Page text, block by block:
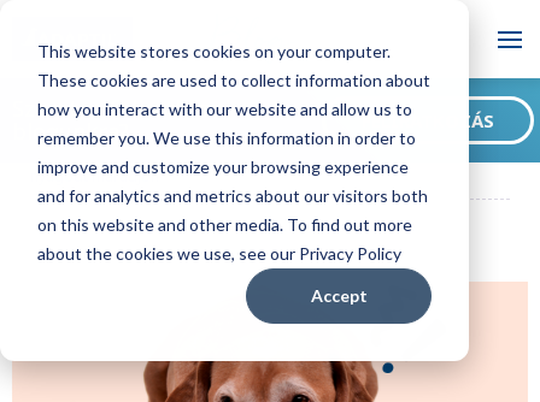
This website stores cookies on your computer.
These cookies are used to collect information about
how you interact with our website and allow us to
remember you. We use this information in order to
improve and customize your browsing experience
and for analytics and metrics about our visitors both
on this website and other media. To find out more
about the cookies we use, see our Privacy Policy
Accept
Blog
ADAPTIL HU Blog
3 tipp, hogy a kutyád tűzijáték idején is
nyugodt maradjon
Szeretne feliratkozni
blogunkra? FELIRATKOZÁS